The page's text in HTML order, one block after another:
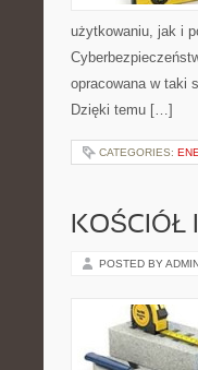
użytkowaniu, jak i
opracowana w taki
Dzięki temu […]
CATEGORIES:
KOŚCIÓŁ
POSTED BY